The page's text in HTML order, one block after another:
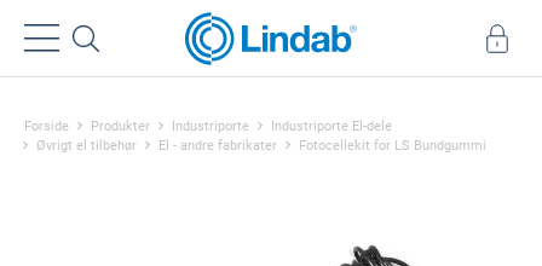
Forside Produkter Industriporte
Industriporte El-dele
Øvrigt el tilbehør
El - andre fabrikater Fotocellekit for LS Bundgummi